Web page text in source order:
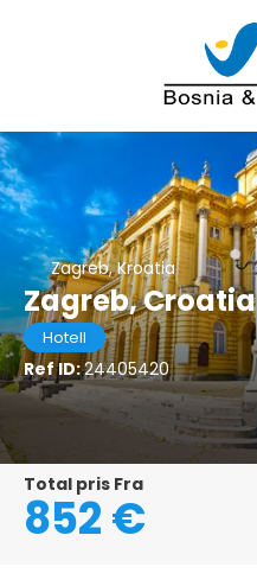
Zagreb, Kroatia
Zagreb, Croatia
Hotell
Ref ID:24405420
Total pris Fra
852 €